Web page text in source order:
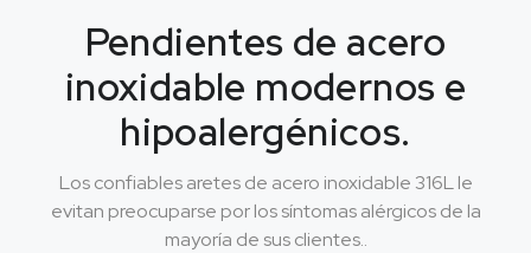
Pendientes de acero
inoxidable modernos e
hipoalergénicos.
Los confiables aretes de acero inoxidable 316L le
evitan preocuparse por los síntomas alérgicos de la
mayoría de sus clientes..